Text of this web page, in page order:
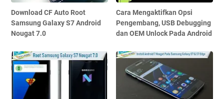
Download CF Auto Root
Samsung Galaxy S7 Android
Nougat 7.0
Cara Mengaktifkan Opsi
Pengembang, USB Debugging
dan OEM Unlock Pada Android